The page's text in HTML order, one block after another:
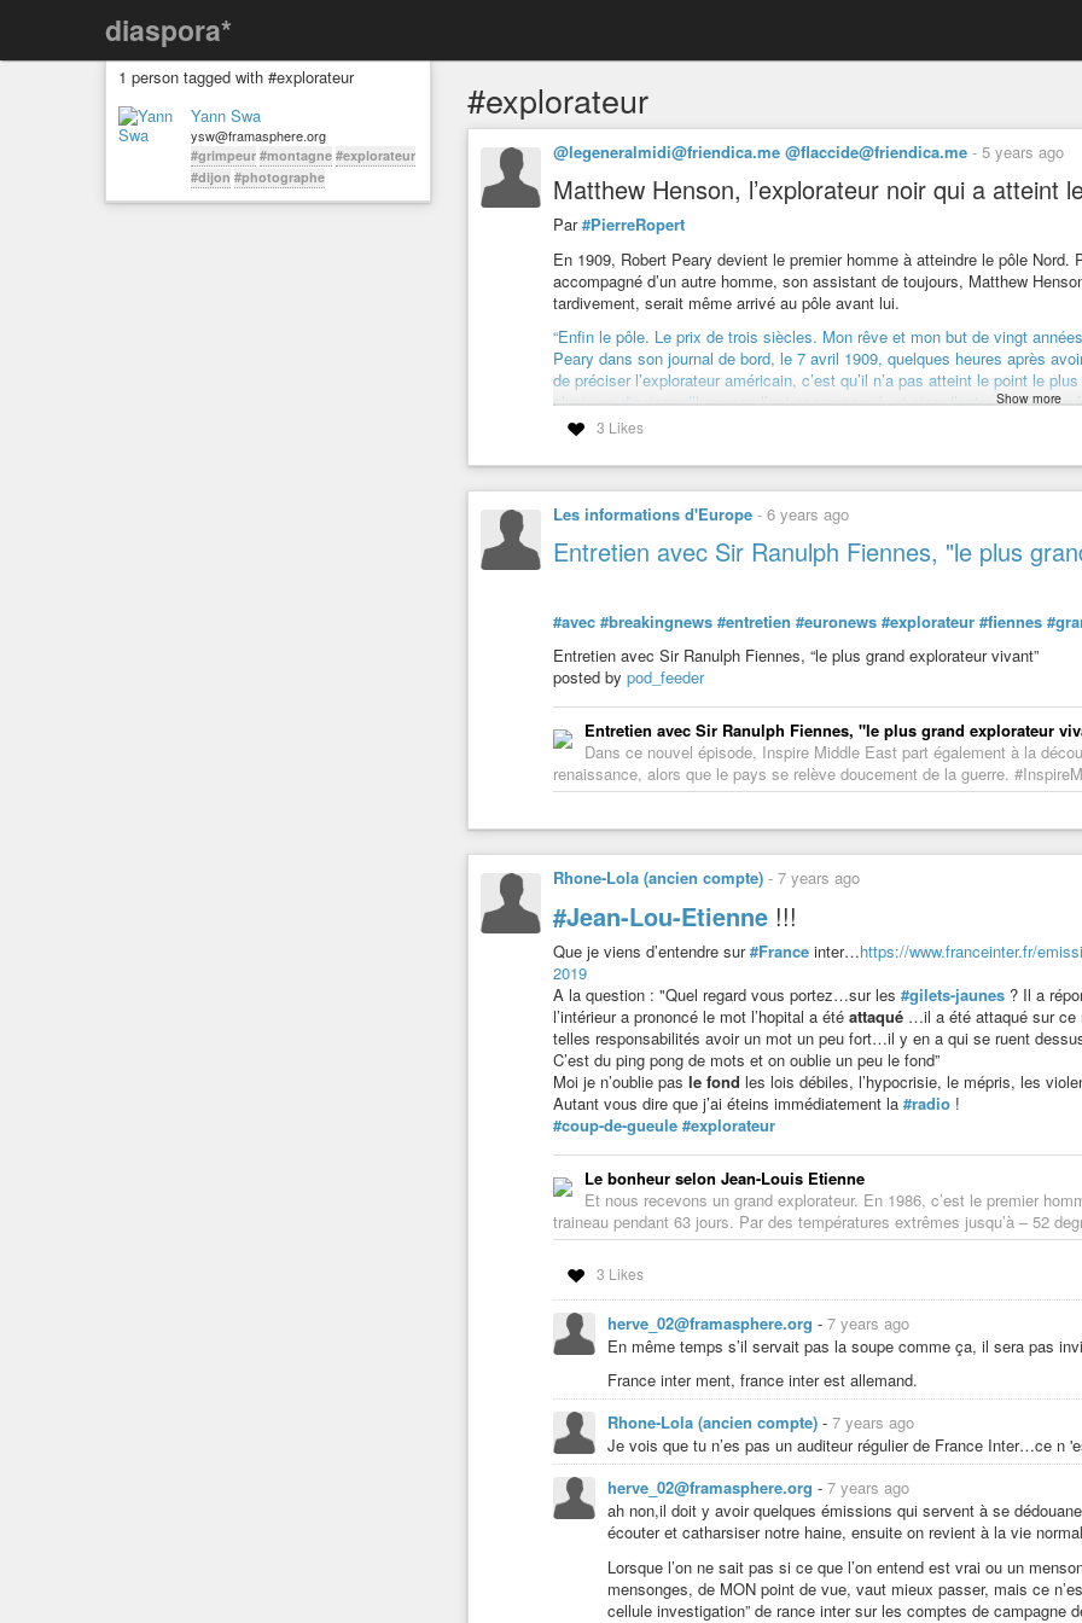
diaspora*
1 person tagged with #explorateur
Yann Swa
ysw@framasphere.org
#grimpeur #montagne #explorateur
#dijon #photographe
#explorateur
@legeneralmidi@friendica.me @flaccide@friendica.me - 5 years ago
Matthew Henson, l’explorateur noir qui a atteint
Par#PierreRopert
En 1909, Robert Peary devient le premier homme à atteindre le pôle Nord.
accompagné d’un autre homme, son assistant de toujours, Matthew
tardivement, serait même arrivé au pôle avant lui.
“Enfin le pôle. Le prix de trois siècles. Mon rêve et mon but de vingt
Peary dans son journal de bord, le 7 avril 1909, quelques heures après
de préciser l’explorateur américain, c’est qu’il n’a pas atteint le point le
plusieurs dizaines d’hommes l’ont accompagné, et cinq d’entre eux l’ont
plante la bannière étoilée dans la glace, quatre hommes se tiennent à
atteindre le pôle Nord, avant Robert Peary lui-même, puisqu’il était celui
explorateur noir à avoir atteint le pôle Nord, lui, ne connaîtra qu’une
De garçon de cabine à explorateur polaire
présager de sa destinée hors du commun. Descendant d’esclaves
l’esclavage aux États-Unis et, s’il naît libre, il n’est pas à l’abri de la
Orphelin à dix ans, Matthew Henson se réfugie à Baltimore, ville “noire”,
et se charge, une fois son labeur quotidien accompli, de l’instruire.
passant par l’Afrique du Nord, il devient un marin confirmé et ne rentre
Ce n’est qu’une fois de retour en Amérique, alors qu’il est commerçant
celle de Peary. Impressionné par ses compétences, cet ingénieur pour la
L’explorateur américain s’est donné un but : atteindre le pôle Nord. Il lui
sans quelques sacrifices, comme l’écrit Matthew Hanson dans son
Nord”, qu’il publie en 1912, et qui vient de bénéficier d’une traduction aux
1902, entièrement passées dans les régions du Nord Groenland, à
nous rencontrâmes tout ce que nos devanciers purent traverser. Nous
janvier 1899, le commandant Peary gela si gravement ses orteils qu’il n’en
Henson est devenu un élément essentiel des expéditions polaires, et il est
américain affirme d’ailleurs dans ses mémoires lui avoir “accordé cette
d’aptitude à ce travail et ensuite en raison de sa loyauté. Il est un
n’importe quel homme vivant, à l’exception de certains des meilleurs
Henson est un excellent conducteur de traineaux, mais à force de
cercle#Arctique , il est également le seul homme de l’expédition à avoir
plus accoutumés que quiconque aux difficiles conditions au Nord du
Peary.
direction du pôle Nord, et se relaient pour ouvrir la voie, tout en permettant
vers le nord absolu. Les températures dépassent régulièrement les -50°C,
avions eu un temps extrêmement froid, avoisinant les 59° C en dessous
49° C”, rédige-t-il après un mois de leur avancée.
C’est finalement le 6 avril 1909 que Robert Peary et les derniers
pôle Nord. L’équipe est alors composée de Robert Peary, Matthew
vétéran Seegloo et le robuste et enfantin Ooqueah”.
Dans son autobiographie, Matthew Henson fait le récit de ce moment,
l’époque quant à la place de l’homme noir dans la société :
Je sentis une joie mêlée à une exultation sauvage m’envahir. Un
passé, et ce depuis le commencement de l’histoire, à chaque fois
l’accompagnait. Depuis la construction des pyramides jusqu’au
Monde et celle du pôle Nord, le#Noirfut le fidèle et constant
vécus tout entier ce moment comme l’élection d’un humble membre
Show more
3 Likes
Les informations d'Europe - 6 years ago
Entretien avec Sir Ranulph Fiennes, "le plus
#avec #breakingnews #entretien #euronews #explorateur #fiennes
Entretien avec Sir Ranulph Fiennes, “le plus grand explorateur vivant”
posted by pod_feeder
Entretien avec Sir Ranulph Fiennes, "le plus grand explorateur
Dans ce nouvel épisode, Inspire Middle East part également à la
renaissance, alors que le pays se relève doucement de la guerre.
Rhone-Lola (ancien compte) - 7 years ago
#Jean-Lou-Etienne !!!
Que je viens d’entendre sur#France inter…https://www.franceinter.fr/
2019
A la question : "Quel regard vous portez…sur les #gilets-jaunes ? Il a
l’intérieur a prononcé le mot l’hopital a été attaqué …il a été attaqué sur ce
telles responsabilités avoir un mot un peu fort…il y en a qui se ruent
C’est du ping pong de mots et on oublie un peu le fond”
Moi je n’oublie pas le fond les lois débiles, l’hypocrisie, le mépris, les
Autant vous dire que j’ai éteins immédiatement la #radio !
#coup-de-gueule #explorateur
Le bonheur selon Jean-Louis Etienne
Et nous recevons un grand explorateur. En 1986, c’est le premier
traineau pendant 63 jours. Par des températures extrêmes jusqu’à – 52
3 Likes
herve_02@framasphere.org - 7 years ago
En même temps s’il servait pas la soupe comme ça, il sera pas
France inter ment, france inter est allemand.
Rhone-Lola (ancien compte) - 7 years ago
Je vois que tu n’es pas un auditeur régulier de France Inter…ce n
herve_02@framasphere.org - 7 years ago
ah non,il doit y avoir quelques émissions qui servent à se
écouter et catharsiser notre haine, ensuite on revient à la vie
Lorsque l’on ne sait pas si ce que l’on entend est vrai ou un
mensonges, de MON point de vue, vaut mieux passer, mais ce
cellule investigation” de rance inter sur les comptes de